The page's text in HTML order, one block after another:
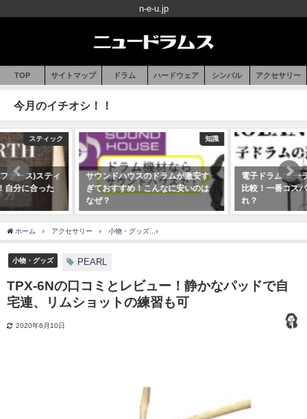
n-e-u.jp
TOP サイトマップ ドラム ハードウェア シンバル アクセサリー
今月のイチオシ！！
知識
サウンドハウスのドラムが激安す
ぎておすすめ！こんなに安いのは
なぜ？
電子ドラム/ローランド製の違いを
比較！一番コスパがイイのはど
ホーム アクセサリー 小物・グッズ
小物・グッズ PEARL
TPX-6Nの口コミとレビュー！静かなパッドで自
宅連、リムショットの練習も可
2020年6月10日